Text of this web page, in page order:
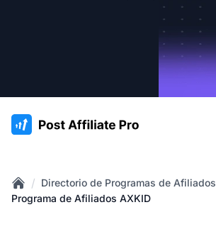
:site.title
Home
/ Directorio de Programas de Afiliados
Programa de Afiliados AXKID